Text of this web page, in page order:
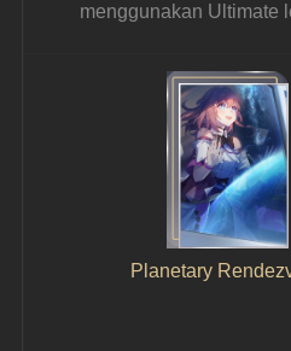
menggunakan Ultimate
Planetary